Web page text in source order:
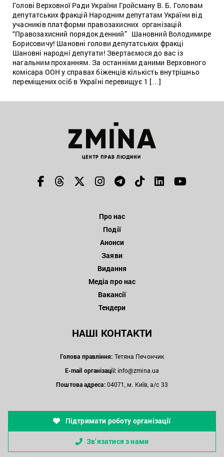
Голові Верховної Ради України Гройсману В. Б. Головам
депутатських фракцій Народним депутатам України від
учасників платформи правозахисних організацій
“Правозахисний порядок денний” Шановний Володимире
Борисовичу! Шановні голови депутатських фракці
Шановні народні депутати! Звертаємося до вас із
нагальним проханням. За останніми даними Верховного
комісара ООН у справах біженців кількість внутрішньо
переміщених осіб в Україні перевищує 1 […]
Про нас
Події
Анонси
Заяви
Видання
Медіа про нас
Вакансії
Тендери
НАШІ КОНТАКТИ
Голова правління: Тетяна Печончик
E-mail організації: info@zmina.ua
Поштова адреса:04071, м. Київ, а/с 33
Підтримати роботу організації
Зв’язатися з нами